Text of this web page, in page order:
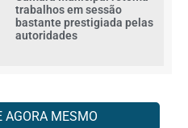
trabalhos em sessão
bastante prestigiada pelas
autoridades
AGORA MESMO